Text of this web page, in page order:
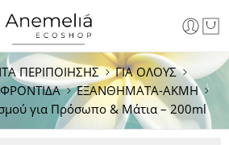
ΠΕΡΙΠΟΙΗΣΗΣ
ΓΙΑ ΟΛΟΥΣ
ΦΡΟΝΤΙΔΑ
ΕΞΑΝΘΗΜΑΤΑ-ΑΚΜΗ
για Πρόσωπο & Μάτια – 200ml